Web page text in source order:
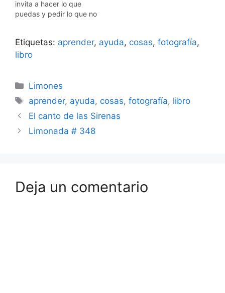
Son palabras que
decimos para ayudar a
desesperación. En su
libro…
se llamó a un…
invita a hacer lo que
puedas y pedir lo que no
Etiquetas: aprender, ayuda, cosas, fotografía,
libro
Categorías
Limones
Etiquetas
aprender, ayuda, cosas,fotografía, libro
El canto de las Sirenas
Limonada # 348
Deja un comentario